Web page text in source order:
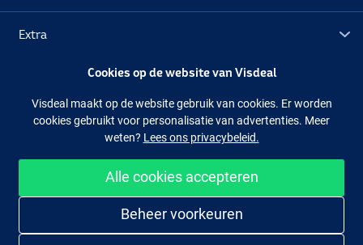
Extra
Facebook Instagram
Makkelijk en veilig shoppen
Cookies op de website van Visdeal
Visdeal maakt op de website gebruik van cookies. Er worden
cookies gebruikt voor personalisatie van advertenties. Meer
weten? Lees ons privacybeleid.
Alle cookies accepteren
Beheer voorkeuren